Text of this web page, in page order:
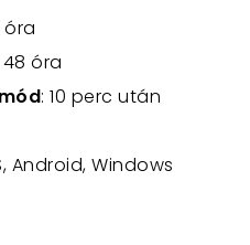
óra
óra
: 10 perc után
Android, Windows